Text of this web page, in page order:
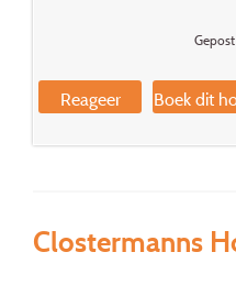
Reageer Boek dit
Clostermanns